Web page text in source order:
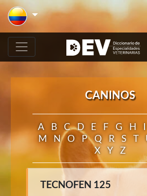
CANINOS
A B C D E F G H I
M
N O P Q R S T
X
Y Z
TECNOFEN 125